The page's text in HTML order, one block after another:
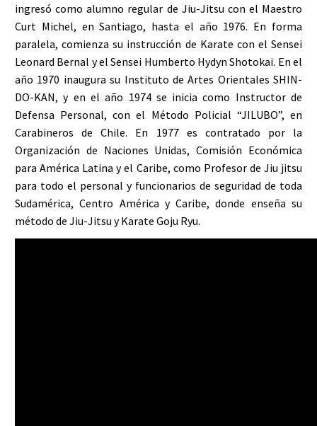
ingresó como alumno regular de Jiu-Jitsu con el Maestro
Curt Michel, en Santiago, hasta el año 1976. En forma
paralela, comienza su instrucción de Karate con el Sensei
Leonard Bernal y el Sensei Humberto Hydyn Shotokai. En el
año 1970 inaugura su Instituto de Artes Orientales SHIN-
DO-KAN, y en el año 1974 se inicia como Instructor de
Defensa Personal, con el Método Policial “JILUBO”, en
Carabineros de Chile. En 1977 es contratado por la
Organización de Naciones Unidas, Comisión Económica
para América Latina y el Caribe, como Profesor de Jiu jitsu
para todo el personal y funcionarios de seguridad de toda
Sudamérica, Centro América y Caribe, donde enseña su
método de Jiu-Jitsu y Karate Goju Ryu.